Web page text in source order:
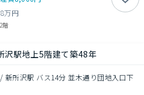
8万円
2階
沢駅地上5階建て築48年
新所沢駅 バス14分 並木通り団地入口下